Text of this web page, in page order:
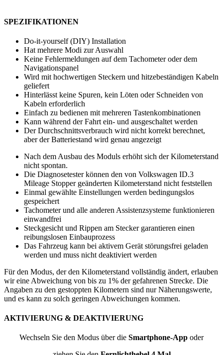
SPEZIFIKATIONEN
Do-it-yourself (DIY) Installation
Hat mehrere Modi zur Auswahl
Keine Fehlermeldungen auf dem Tachometer oder dem
Navigationspanel
Wird mit hochwertigen Steckern und hitzebeständigen Kabeln
geliefert
Hinterlässt keine Spuren, kein Löten oder Schneiden von
Kabeln erforderlich
Einfach zu bedienen mit mehreren Tastenkombinationen
Kann während der Fahrt ein- und ausgeschaltet werden
Der Durchschnittsverbrauch wird nicht korrekt berechnet,
aber der Batteriestand wird genau angezeigt
Nach dem Ausbau des Moduls erhöht sich der Kilometerstand
nicht spontan.
Die Diagnosetester können den von Volkswagen ID.3
Mileage Stopper geänderten Kilometerstand nicht feststellen
Einmal gewählte Einstellungen werden bedingungslos
gespeichert
Tachometer und alle anderen Assistenzsysteme funktionieren
einwandfrei
Steckgesicht und Rippen am Stecker garantieren einen
reibungslosen Einbauprozess
Das Fahrzeug kann bei aktivem Gerät störungsfrei geladen
werden und muss nicht deaktiviert werden
Für den Modus, der den Kilometerstand vollständig ändert, erlauben
wir eine Abweichung von bis zu 1% der gefahrenen Strecke. Die
Angaben zu den gestoppten Kilometern sind nur Näherungswerte,
und es kann zu solch geringen Abweichungen kommen.
AKTIVIERUNG & DEAKTIVIERUNG
Wechseln Sie den Modus über die Smartphone-App oder